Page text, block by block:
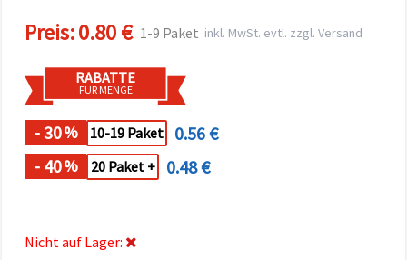
oder Ihre
Auswahl in
Einstellungen
individuell
festlegen.
Ihre
Einwilligung
können Sie
jederzeit
Cookie-
Preis:0.80 € 1-9 Paket inkl. MwSt. evtl. zzgl. Versand
RABATTE
FÜR MENGE
- 30% 10-19 Paket
0.56 €
- 40% 20 Paket + 0.48 €
Nicht auf Lager: